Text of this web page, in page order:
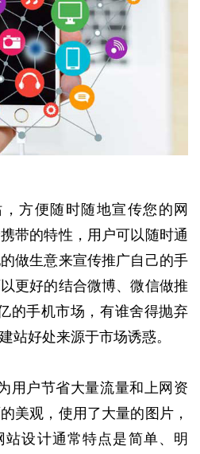
便随时随地宣传您的网
带的特性，用户可以随时通
做生意来宣传推广自己的手
更好的结合微博、微信做推
的手机市场，有谁舍得抛弃
站好处来源于市场诱惑。
户节省大量流量和上网资
美观，使用了大量的图片，
站设计通常特点是简单、明